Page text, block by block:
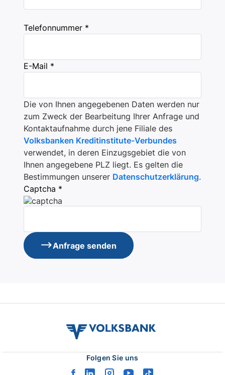
Telefonnummer *
E-Mail *
Die von Ihnen angegebenen Daten werden nur
zum Zweck der Bearbeitung Ihrer Anfrage und
Kontaktaufnahme durch jene Filiale des
Volksbanken Kreditinstitute-Verbundes
verwendet, in deren Einzugsgebiet die von
Ihnen angegebene PLZ liegt. Es gelten die
Bestimmungen unserer Datenschutzerklärung.
Captcha *
Anfrage senden
volksbank
Folgen Sie uns